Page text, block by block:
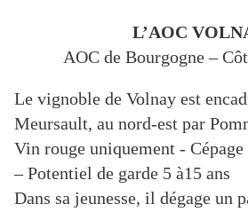
L’AOC
AOC de Bourgogne –
Le vignoble de Volnay est
Meursault, au nord-est par
Vin rouge uniquement -
– Potentiel de garde 5 à15 ans
Dans sa jeunesse, il dégage un